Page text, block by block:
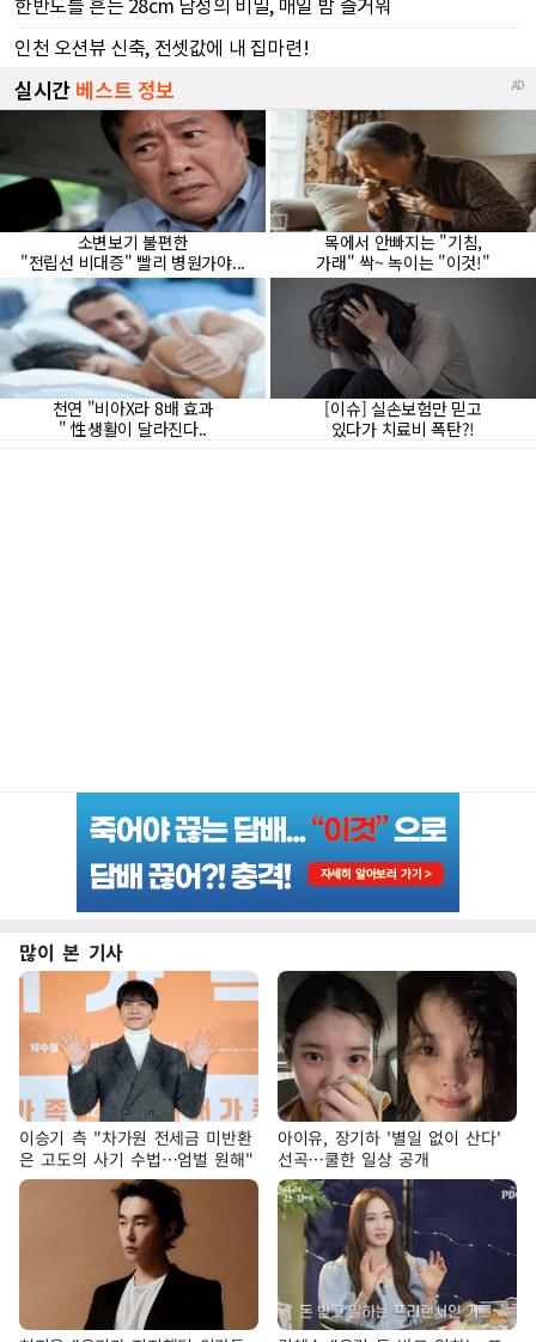
많이 본 기사
이승기 측 "차가원 전세금 미반환
은 고도의 사기 수법…엄벌 원해"
아이유, 장기하 '별일 없이 산다'
선곡…쿨한 일상 공개